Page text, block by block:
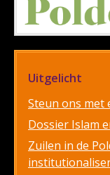
Uitgelicht
Steun ons met
Dossier Islam
Zuilen in de